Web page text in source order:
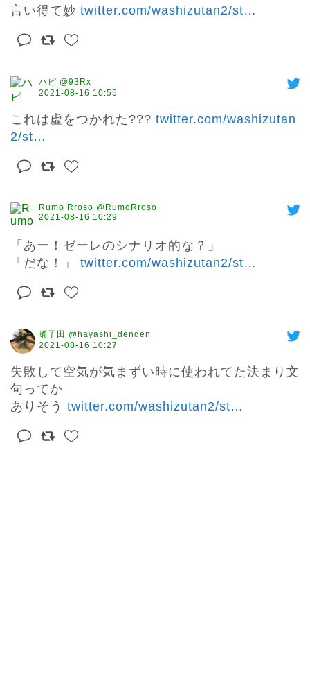
言い得て妙 twitter.com/washizutan2/st…
ハピ @93Rx
2021-08-16 10:55
これは虚をつかれた??? twitter.com/washizutan
2/st…
Rumo Rroso @RumoRroso
2021-08-16 10:29
「あー！ゼーレのシナリオ的な？」
「だな！」 twitter.com/washizutan2/st…
囃子田 @hayashi_denden
2021-08-16 10:27
失敗して空気が気まずい時に使われてた決まり文
句ってか
ありそう twitter.com/washizutan2/st…